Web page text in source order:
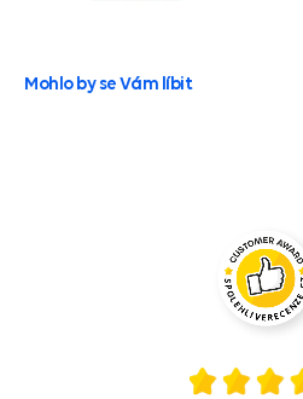
Mohlo by se Vám líbit